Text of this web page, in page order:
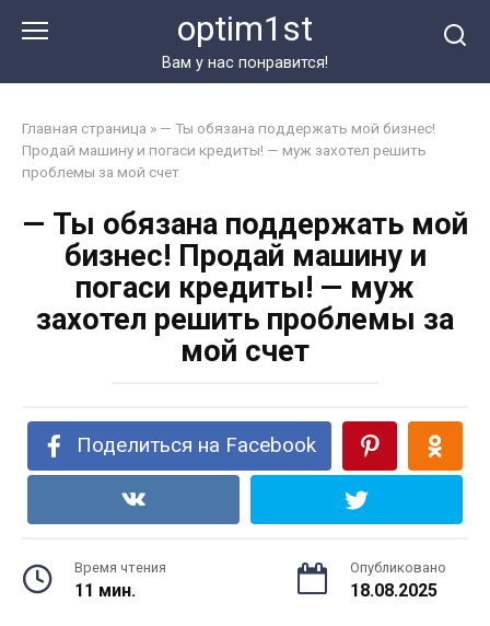
optim1st
Вам у нас понравится!
Главная страница » — Ты обязана поддержать мой бизнес!
Продай машину и погаси кредиты! — муж захотел решить
проблемы за мой счет
— Ты обязана поддержать мой
бизнес! Продай машину и
погаси кредиты! — муж
захотел решить проблемы за
мой счет
Поделиться на Facebook
Время чтения
11 мин.
Опубликовано
18.08.2025